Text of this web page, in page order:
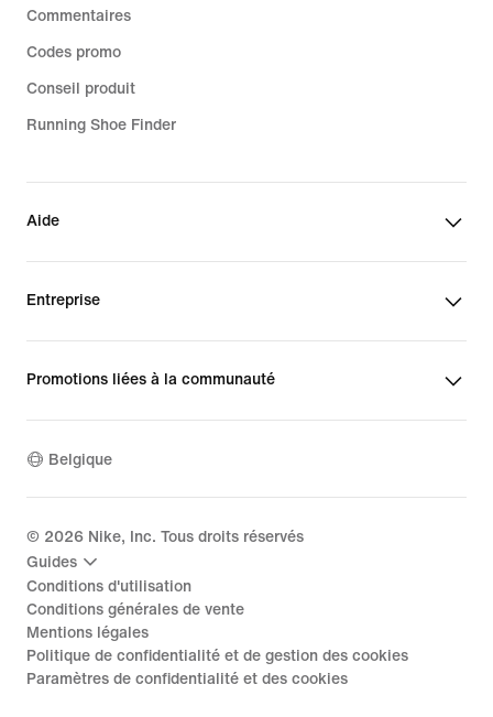
Commentaires
Codes promo
Conseil produit
Running Shoe Finder
Aide
Entreprise
Promotions liées à la communauté
Belgique
© 2026 Nike, Inc. Tous droits réservés
Guides
Conditions d'utilisation
Conditions générales de vente
Mentions légales
Politique de confidentialité et de gestion des cookies
Paramètres de confidentialité et des cookies